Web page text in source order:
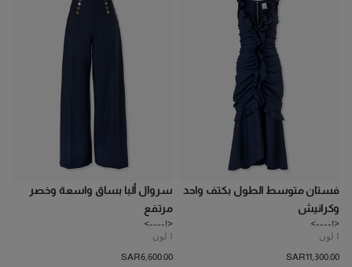
فستان متوسط الطول بكتف واحد
وكرانيش
<!---->
1 لون
SAR‌11,300.00
سروال ألبا بساق واسعة وخصر
مرتفع
<!---->
1 لون
SAR‌6,600.00